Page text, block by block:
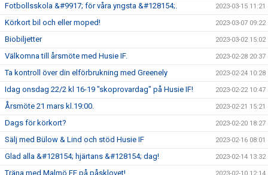
Fotbollsskola &#9917; för våra yngsta &#128154;. 2023-03-15 11:21
Körkort bil och eller moped! 2023-03-07 09:22
Biobiljetter 2023-03-02 15:02
Välkomna till årsmöte med Husie IF. 2023-02-28 20:37
Ta kontroll över din elförbrukning med Greenely 2023-02-24 10:28
Idag onsdag 22/2 kl 16-19 "skoprovardag" på Husie IF! 2023-02-22 10:47
Årsmöte 21 mars kl.19:00. 2023-02-21 15:21
Dags för körkort? 2023-02-20 18:27
Sälj med Bülow & Lind och stöd Husie IF 2023-02-16 08:01
Glad alla &#128154; hjärtans &#128154; dag! 2023-02-14 13:32
Träna med Malmö FF på påsklovet! 2023-02-10 12:14